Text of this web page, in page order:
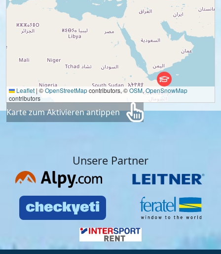
Leaflet | ©OpenStreetMapcontributors, ©OSM,OpenSnowMap
contributors
Karte zum Aktivieren antippen
Unsere Partner